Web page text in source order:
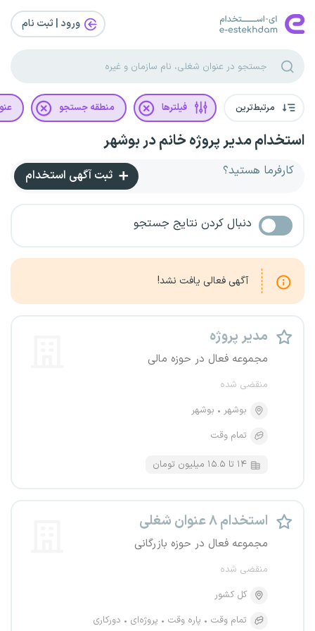
ورود | ثبت‌ نام
مرتبط‌ترین فیلترها منطقه جستجو
استخدام مدیر پروژه خانم در بوشهر
کارفرما هستید؟ ثبت آگهی استخدام
دنبال کردن نتایج جستجو
آگهی فعالی یافت نشد!
مدیر پروژه
مجموعه فعال در حوزه مالی
منقضی شده
بوشهر
بوشهر
تمام وقت
۱۴ تا ۱۵.۵ میلیون تومان
استخدام ۸ عنوان شغلی
مجموعه فعال در حوزه بازرگانی
منقضی شده
کل کشور
تمام وقت
پاره وقت پروژه‌ای دورکاری